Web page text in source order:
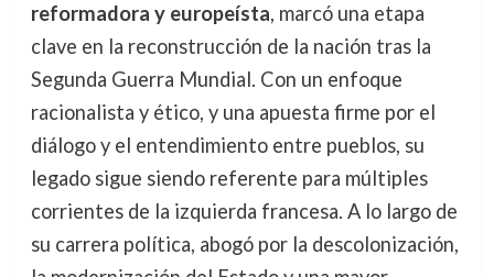
reformadora y europeísta, marcó una etapa
clave en la reconstrucción de la nación tras la
Segunda Guerra Mundial. Con un enfoque
racionalista y ético, y una apuesta firme por el
diálogo y el entendimiento entre pueblos, su
legado sigue siendo referente para múltiples
corrientes de la izquierda francesa. A lo largo de
su carrera política, abogó por la descolonización,